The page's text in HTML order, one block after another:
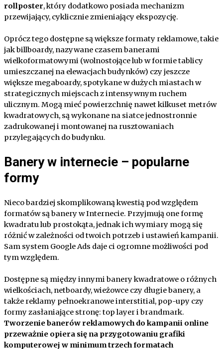
rollposter, który dodatkowo posiada mechanizm
przewijający, cyklicznie zmieniający ekspozycję.
Oprócz tego dostępne są większe formaty reklamowe, takie
jak billboardy, nazywane czasem banerami
wielkoformatowymi (wolnostojące lub w formie tablicy
umieszczanej na elewacjach budynków) czy jeszcze
większe megaboardy, spotykane w dużych miastach w
strategicznych miejscach z intensywnym ruchem
ulicznym. Mogą mieć powierzchnię nawet kilkuset metrów
kwadratowych, są wykonane na siatce jednostronnie
zadrukowanej i montowanej na rusztowaniach
przylegających do budynku.
Banery w internecie – popularne
formy
Nieco bardziej skomplikowaną kwestią pod względem
formatów są banery w Internecie. Przyjmują one formę
kwadratu lub prostokąta, jednak ich wymiary mogą się
różnić w zależności od twoich potrzeb i ustawień kampanii.
Sam system Google Ads daje ci ogromne możliwości pod
tym względem.
Dostępne są między innymi banery kwadratowe o różnych
wielkościach, netboardy, wieżowce czy długie banery, a
także reklamy pełnoekranowe interstitial, pop-upy czy
formy zasłaniające stronę: top layer i brandmark.
Tworzenie banerów reklamowych do kampanii online
przeważnie opiera się na przygotowaniu grafiki
komputerowej w minimum trzech formatach